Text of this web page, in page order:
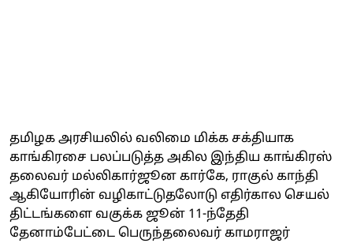
தமிழக அரசியலில் வலிமை மிக்க சக்தியாக
காங்கிரசை பலப்படுத்த அகில இந்திய காங்கிரஸ்
தலைவர் மல்லிகார்ஜூன கார்கே, ராகுல் காந்தி
ஆகியோரின் வழிகாட்டுதலோடு எதிர்கால செயல்
திட்டங்களை வகுக்க ஜூன் 11-ந்தேதி
தேனாம்பேட்டை பெருந்தலைவர் காமராஜர்